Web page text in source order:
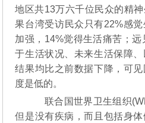
地区共13万六千位民众的精
果台湾受访民众只有22%感
加强，14%觉得生活痛苦；
于生活状况、未来生活保障、
结果均比之前数据下降，可
度是低的。
联合国世界卫生组织
但是没有疾病，而且包括身